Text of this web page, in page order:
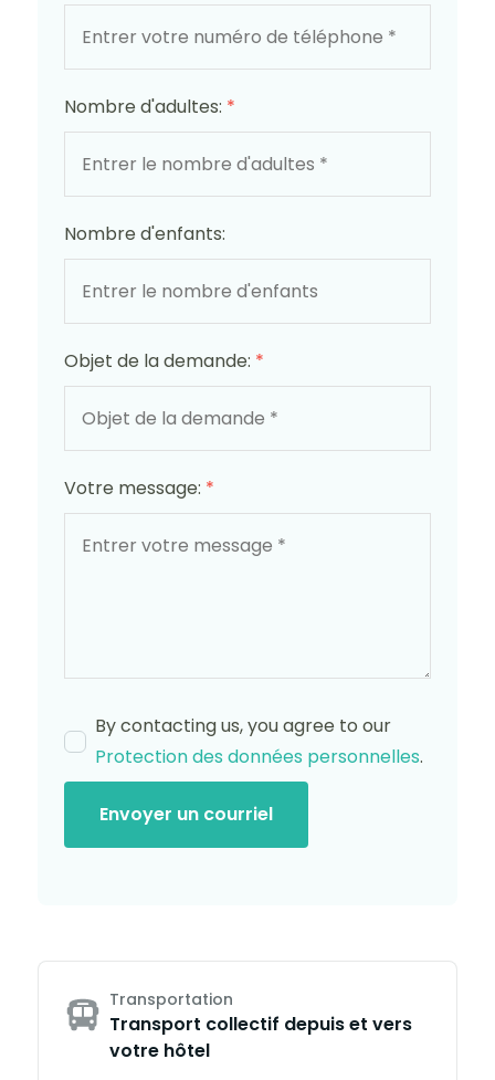
Nombre d'adultes: *
Nombre d'enfants:
Objet de la demande: *
Votre message: *
By contacting us, you agree to our
Protection des données personnelles.
Envoyer un courriel
Transportation
Transport collectif depuis et vers
votre hôtel